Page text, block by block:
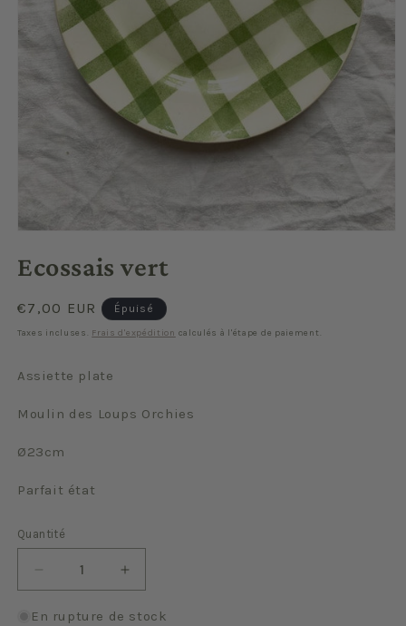
média
1
une
fenêtre
modale
Ecossais vert
Prix
habituel
€7,00 EUR Épuisé
Taxes incluses. Frais d'expédition calculés à l'étape de paiement.
Assiette plate
Moulin des Loups Orchies
Ø23cm
Parfait état
Quantité
Quantité
Réduire
la
quantité
Augmenter
la
quantité
En rupture de stock